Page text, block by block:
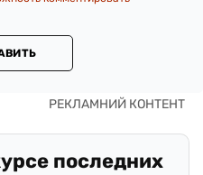
последних